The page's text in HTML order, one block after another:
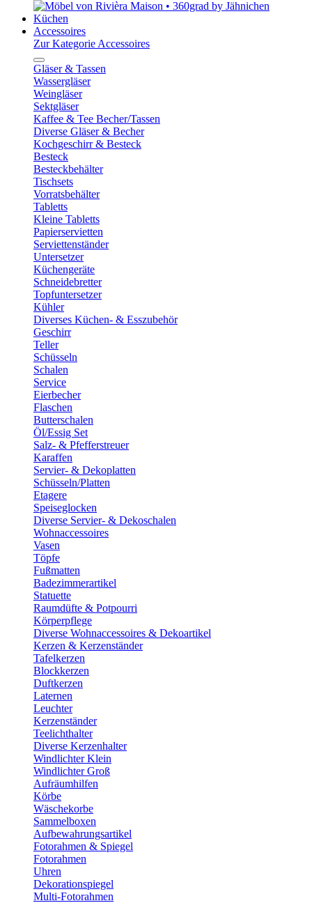
Küchen
Accessoires
Zur Kategorie Accessoires
Gläser & Tassen
Wassergläser
Weingläser
Sektgläser
Kaffee & Tee Becher/Tassen
Diverse Gläser & Becher
Kochgeschirr & Besteck
Besteck
Besteckbehälter
Tischsets
Vorratsbehälter
Tabletts
Kleine Tabletts
Papierservietten
Serviettenständer
Untersetzer
Küchengeräte
Schneidebretter
Topfuntersetzer
Kühler
Diverses Küchen- & Esszubehör
Geschirr
Teller
Schüsseln
Schalen
Service
Eierbecher
Flaschen
Butterschalen
Öl/Essig Set
Salz- & Pfefferstreuer
Karaffen
Servier- & Dekoplatten
Schüsseln/Platten
Etagere
Speiseglocken
Diverse Servier- & Dekoschalen
Wohnaccessoires
Vasen
Töpfe
Fußmatten
Badezimmerartikel
Statuette
Raumdüfte & Potpourri
Körperpflege
Diverse Wohnaccessoires & Dekoartikel
Kerzen & Kerzenständer
Tafelkerzen
Blockkerzen
Duftkerzen
Laternen
Leuchter
Kerzenständer
Teelichthalter
Diverse Kerzenhalter
Windlichter Klein
Windlichter Groß
Aufräumhilfen
Körbe
Wäschekorbe
Sammelboxen
Aufbewahrungsartikel
Fotorahmen & Spiegel
Fotorahmen
Uhren
Dekorationspiegel
Multi-Fotorahmen